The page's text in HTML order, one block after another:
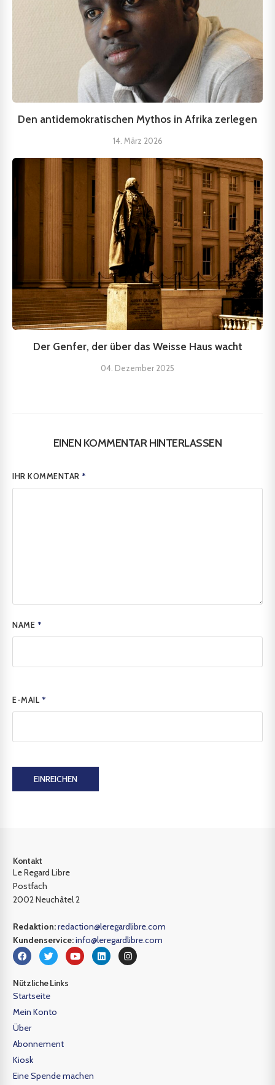
Den antidemokratischen Mythos in Afrika zerlegen
14. März 2026
Der Genfer, der über das Weisse Haus wacht
04. Dezember 2025
EINEN KOMMENTAR HINTERLASSEN
IHR KOMMENTAR*
NAME *
E-MAIL *
EINREICHEN
Kontakt
Le Regard Libre
Postfach
2002 Neuchâtel 2
Redaktion:redaction@leregardlibre.com
Kundenservice:info@leregardlibre.com
Nützliche Links
Startseite
Mein Konto
Über
Abonnement
Kiosk
Eine Spende machen